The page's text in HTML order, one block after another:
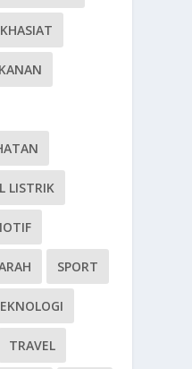
KHASIAT
LISTRIK
SPORT
TRAVEL